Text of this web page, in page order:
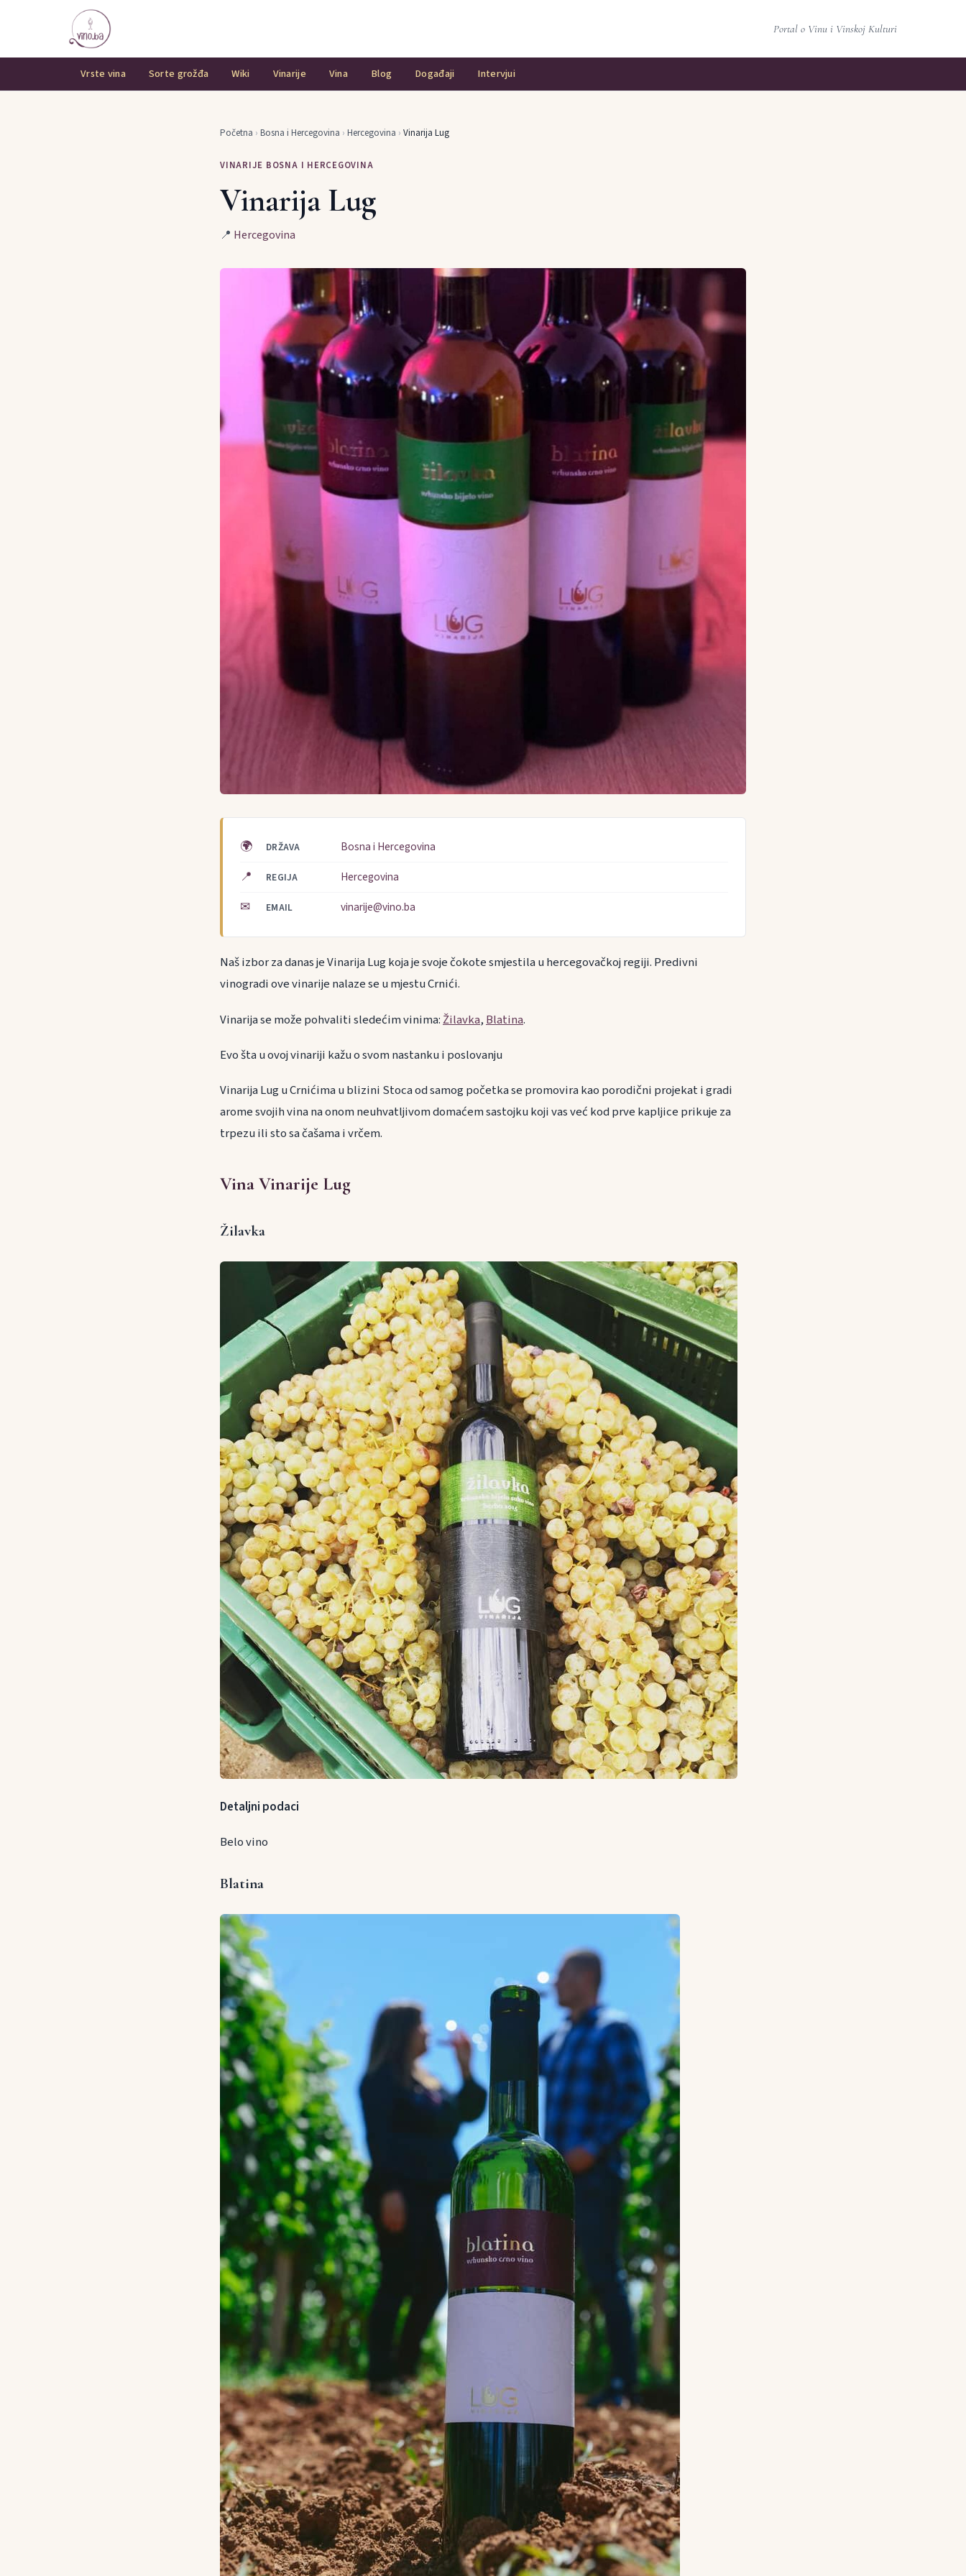
Portal o Vinu i Vinskoj Kulturi
Vrste vina Sorte grožđa Wiki Vinarije Vina Blog Događaji Intervjui
Početna › Bosna i Hercegovina › Hercegovina › Vinarija Lug
VINARIJE BOSNA I HERCEGOVINA
Vinarija Lug
📍 Hercegovina
🌍 DRŽAVA Bosna i Hercegovina
📍 REGIJA Hercegovina
✉ EMAIL vinarije@vino.ba
Naš izbor za danas je Vinarija Lug koja je svoje čokote smjestila u hercegovačkoj regiji. Predivni
vinogradi ove vinarije nalaze se u mjestu Crnići.
Vinarija se može pohvaliti sledećim vinima:Žilavka, Blatina.
Evo šta u ovoj vinariji kažu o svom nastanku i poslovanju
Vinarija Lug u Crnićima u blizini Stoca od samog početka se promovira kao porodični projekat i gradi
arome svojih vina na onom neuhvatljivom domaćem sastojku koji vas već kod prve kapljice prikuje za
trpezu ili sto sa čašama i vrčem.
Vina Vinarije Lug
Žilavka
Detaljni podaci
Belo vino
Blatina